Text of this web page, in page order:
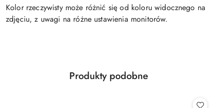
Kolor rzeczywisty może różnić się od koloru widocznego na
zdjęciu, z uwagi na różne ustawienia monitorów.
Pomiń karuzelę produktów
Produkty
Produkty podobne